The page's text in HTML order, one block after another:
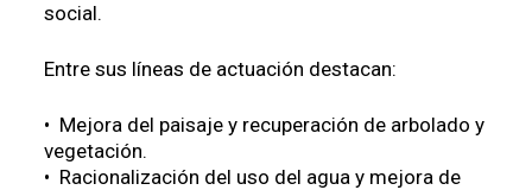
social.
Entre sus líneas de actuación destacan:
• Mejora del paisaje y recuperación de arbolado y
vegetación.
• Racionalización del uso del agua y mejora de